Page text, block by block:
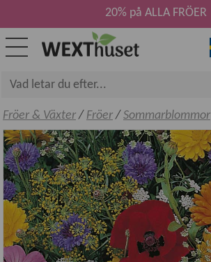
20% på ALLA FRÖER
Fröer & Växter/ Fröer/ Sommarblommor